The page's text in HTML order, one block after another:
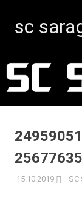
innehåll
sc
Kristinestad
sedan
15.10.2019 SC